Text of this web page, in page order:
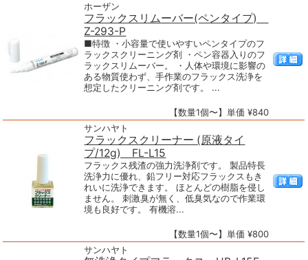
ホーザン
フラックスリムーバー(ペンタイプ)
Z-293-P
■特徴 ・小容量で使いやすいペンタイプのフ
ラックスクリーニング剤 ・ペン容器入りのフ
ラックスリムーバー。 ・人体や環境に影響の
ある物質使わず、手作業のフラックス洗浄を
想定したクリーニング剤です。 ...
【数量1個〜】単価 ¥840
サンハヤト
フラックスクリーナー (原液タイ
プ/12g) FL-L15
フラックス残渣の強力洗浄剤です。 製品特長
洗浄力に優れ、鉛フリー対応フラックスもき
れいに洗浄できます。 ほとんどの樹脂を侵し
ません。 刺激臭が無く、低臭気なので作業環
境も良好です。 有機溶...
【数量1個〜】単価 ¥800
サンハヤト